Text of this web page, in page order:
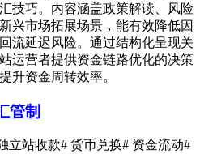
技巧。内容涵盖政策解读、风险
兴市场拓展场景，能有效降低因
流延迟风险。通过结构化呈现关
运营者提供资金链路优化的决策
升资金周转效率。
管制
立站收款# 货币兑换# 资金流动#